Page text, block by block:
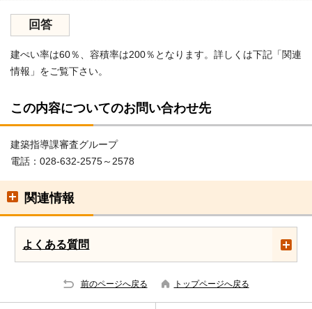
回答
建ぺい率は60％、容積率は200％となります。詳しくは下記「関連
情報」をご覧下さい。
この内容についてのお問い合わせ先
建築指導課審査グループ
電話：028-632-2575～2578
関連情報
よくある質問
前のページへ戻る トップページへ戻る